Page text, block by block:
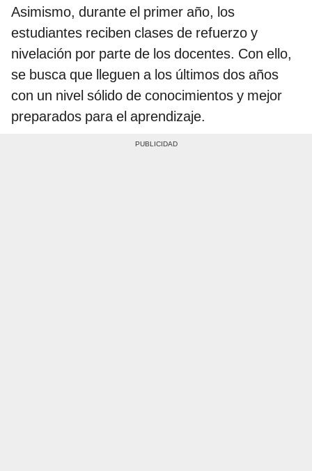
Asimismo, durante el primer año, los
estudiantes reciben clases de refuerzo y
nivelación por parte de los docentes. Con ello,
se busca que lleguen a los últimos dos años
con un nivel sólido de conocimientos y mejor
preparados para el aprendizaje.